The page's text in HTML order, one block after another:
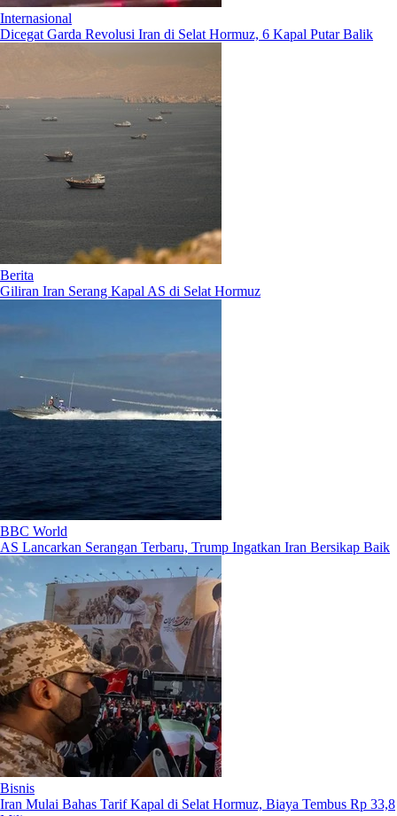
Internasional
Dicegat Garda Revolusi Iran di Selat Hormuz, 6 Kapal Putar Balik
Berita
Giliran Iran Serang Kapal AS di Selat Hormuz
BBC World
AS Lancarkan Serangan Terbaru, Trump Ingatkan Iran Bersikap Baik
Bisnis
Iran Mulai Bahas Tarif Kapal di Selat Hormuz, Biaya Tembus Rp 33,8